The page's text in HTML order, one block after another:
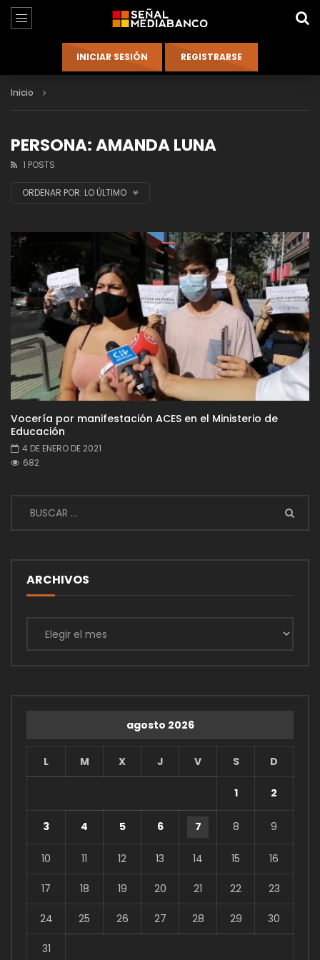
Inicio
PERSONA: AMANDA LUNA
1 POSTS
ORDENAR POR: LO ÚLTIMO
Vocería por manifestación ACES en el Ministerio de
Educación
4 DE ENERO DE 2021
682
ARCHIVOS
agosto 2026
L M X J V S D
1 2
3 4 5 6 7 8 9
10 11 12 13 14 15 16
17 18 19 20 21 22 23
24 25 26 27 28 29 30
31